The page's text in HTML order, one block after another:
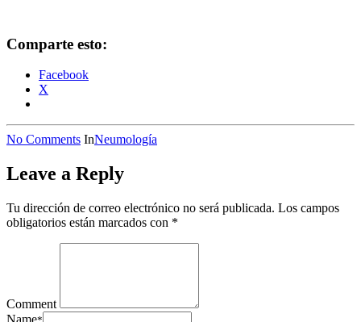
Comparte esto:
Facebook
X
No Comments InNeumología
Leave a Reply
Tu dirección de correo electrónico no será publicada. Los campos
obligatorios están marcados con *
Comment
Name